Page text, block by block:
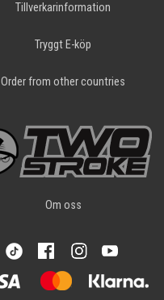
Tillverkarinformation
Tryggt E-köp
Order from other countries
Om oss